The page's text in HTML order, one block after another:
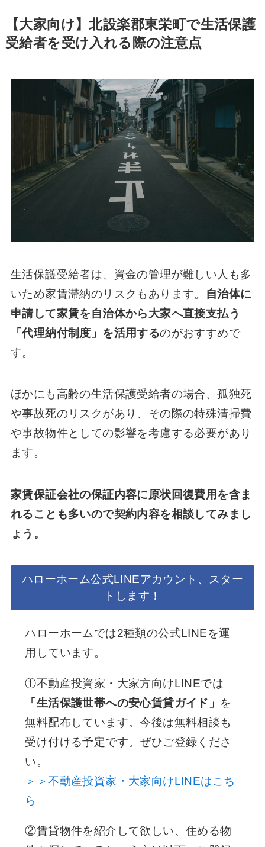
【大家向け】北設楽郡東栄町で生活保護
受給者を受け入れる際の注意点
生活保護受給者は、資金の管理が難しい人も多
いため家賃滞納のリスクもあります。
自治体に
申請して家賃を自治体から大家へ直接支払う
「代理納付制度」を活用するのがおすすめで
す。
ほかにも高齢の生活保護受給者の場合、孤独死
や事故死のリスクがあり、その際の特殊清掃費
や事故物件としての影響を考慮する必要があり
ます。
家賃保証会社の保証内容に原状回復費用を含ま
れることも多いので契約内容を相談してみまし
ょう。
ハローホーム公式LINEアカウント、スター
トします！
ハローホームでは2種類の公式LINEを運
用しています。
①不動産投資家・大家方向けLINEでは
「生活保護世帯への安心賃貸ガイド」 を
無料配布しています。今後は無料相談も
受け付ける予定です。ぜひご登録くださ
い。
＞＞不動産投資家・大家向けLINEはこち
ら
②賃貸物件を紹介して欲しい、住める物